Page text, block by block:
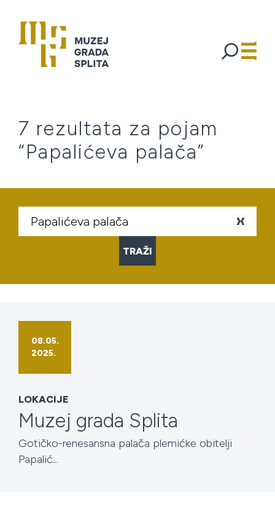
7 rezultata za pojam
“Papalićeva palača”
08.05.
2025.
LOKACIJE
Muzej grada Splita
Gotičko-renesansna palača plemićke obitelji
Papalić...